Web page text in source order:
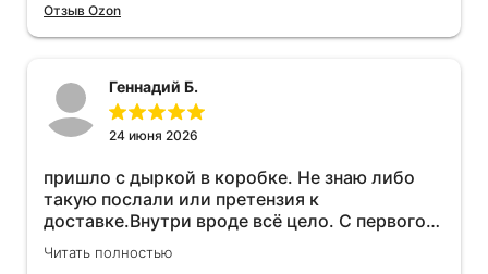
Отзыв Ozon
Геннадий Б.
24 июня 2026
пришло с дыркой в коробке. Не знаю либо
такую послали или претензия к
доставке.Внутри вроде всё цело. С первого
раза установить не получается не знаю
может интернет дурит. Четыре звёзды за
Читать полностью